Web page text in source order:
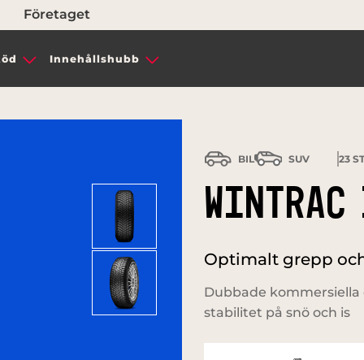
Företaget
Innehållshubb
BIL SUV 23
Optimalt grepp
Dubbade
stabilitet på snö och is